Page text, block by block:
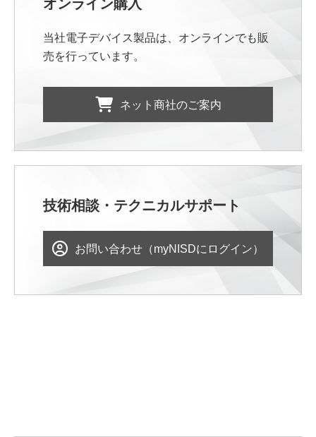
オンライン購入
当社電子デバイス製品は、オンラインでも販
売を行っています。
ネット商社のご案内
技術相談・テクニカルサポート
お問い合わせ（myNISDにログイン）